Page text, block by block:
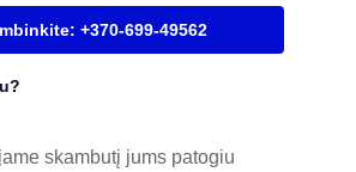
+370-699-49562
skambutį jums patogiu